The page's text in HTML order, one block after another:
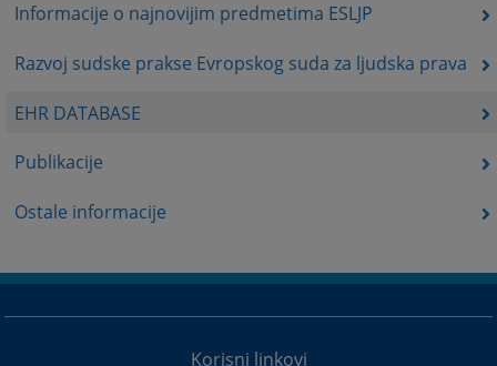
Informacije o najnovijim predmetima ESLJP
Razvoj sudske prakse Evropskog suda za ljudska prava
EHR DATABASE
Publikacije
Ostale informacije
Korisni linkovi